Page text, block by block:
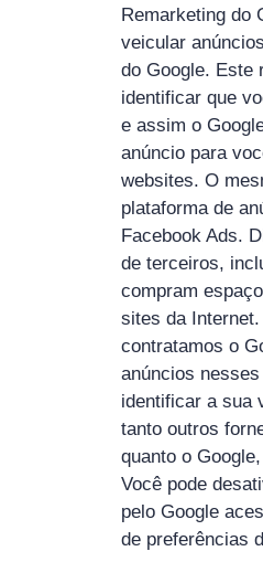
Remarketing do
veicular
do Google. Este
identificar que
e assim o
anúncio para
websites. O
plataforma de
Facebook Ads.
de terceiros,
compram
sites da
contratamos o
anúncios
identificar a sua
tanto outros
quanto o
Você pode
pelo Google
de preferências